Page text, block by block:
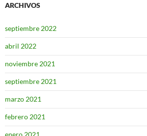
ARCHIVOS
septiembre 2022
abril 2022
noviembre 2021
septiembre 2021
marzo 2021
febrero 2021
enero 2021